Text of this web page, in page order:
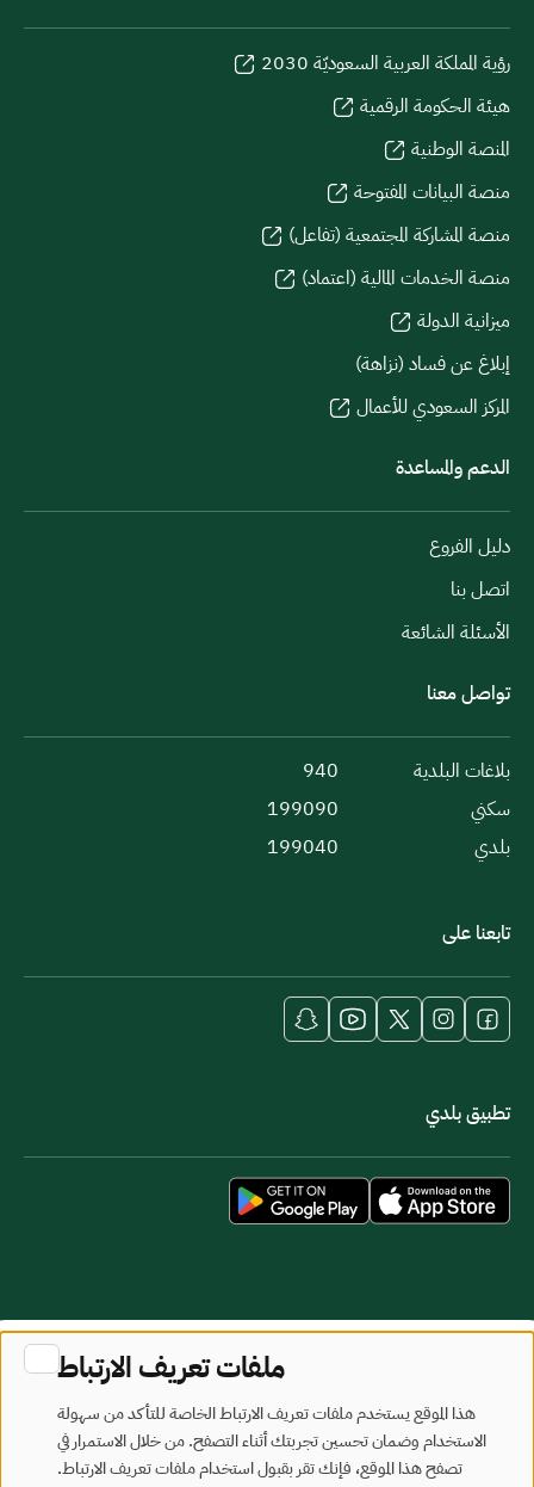
رؤية المملكة العربية السعوديّة 2030
هيئة الحكومة الرقمية
المنصة الوطنية
منصة البيانات المفتوحة
منصة المشاركة المجتمعية (تفاعل)
منصة الخدمات المالية (اعتماد)
ميزانية الدولة
إبلاغ عن فساد (نزاهة)
المركز السعودي للأعمال
الدعم والمساعدة
دليل الفروع
اتصل بنا
الأسئلة الشائعة
تواصل معنا
بلاغات البلدية
940
سكني
199090
بلدي
199040
تابعنا على
تطبيق بلدي
خريطة الموقعشروط الاستخدام
تم تطويره وصيانته بواسطة وزارة البلديات والإسكان
آخر تحديث: 2026/08/07
ملفات تعريف الارتباط
هذا الموقع يستخدم ملفات تعريف الارتباط الخاصة للتأكد من سهولة
الاستخدام وضمان تحسين تجربتك أثناء التصفح. من خلال الاستمرار في
تصفح هذا الموقع، فإنك تقر بقبول استخدام ملفات تعريف الارتباط.